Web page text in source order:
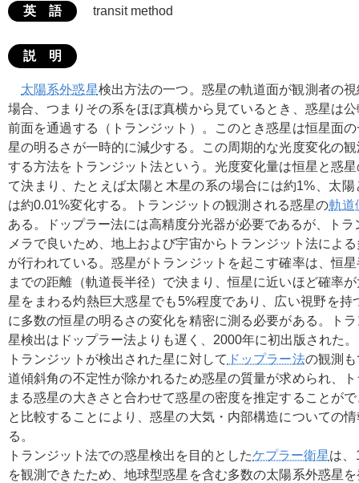
英 語 transit method
説 明
太陽系外惑星検出方法の一つ。惑星の軌道面が観測者の
場合、つまりその系をほぼ真横から見ているとき、惑星は
前面を通過する（トランジット）。このとき惑星は恒星面
星の明るさが一時的に減少する。この周期的な光度変化の
する方法をトランジット法という。光度変化量は恒星と惑
て決まり、たとえば太陽と木星の系の場合には約1%、太
は約0.01%変化する。トランジットの観測される惑星の軌道
ある。ドップラー法には高精度分光器が必要であるが、ト
メラで良いため、地上および宇宙からトランジット法によ
が行われている。惑星がトランジットを起こす確率は、恒
までの距離（軌道長半径）で決まり、恒星に近いほど確率
星をまわる灼熱巨大惑星でも5%程度であり、広い視野を持
に多数の恒星の明るさの変化を精密に測る必要がある。ト
星検出はドップラー法よりも遅く、2000年に初出版された。
トランジットが検出された星に対して ドップラー法の観測
道傾斜角の不定性が除かれるため惑星の質量が求められ、
まる惑星の大きさと合わせて惑星の密度を推定することが
と比較することにより、惑星の大気・内部構造についての
る。
トランジット法での惑星検出を目的としたケプラー衛星は、
を観測できたため、地球型惑星を含む多数の太陽系外惑星